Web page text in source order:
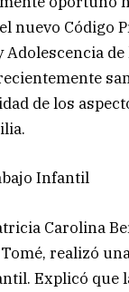
nuevo Código
Adolescencia
de los
Infantil
Carolina
Tomé, realizó
Explicó que